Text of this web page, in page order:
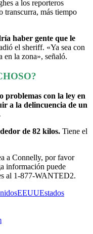
a los reporteros
transcurra, más tiempo
haber gente que le
el sheriff. «Ya sea con
en la zona», señaló.
problemas con la ley en
a la delincuencia de un
de 82 kilos. Tiene el
a Connelly, por favor
información puede
al 1-877-WANTED2.
EEUUEstados